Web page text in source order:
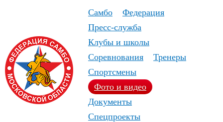
Самбо
Федерация
Пресс-служба
Клубы и школы
Соревнования
Тренеры
Спортсмены
Фото и видео
Документы
Спецпроекты